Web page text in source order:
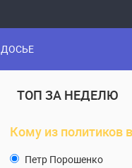
ДОСЬЕ
ТОП ЗА НЕДЕЛЮ
Кому из политиков
Петр Порошенко